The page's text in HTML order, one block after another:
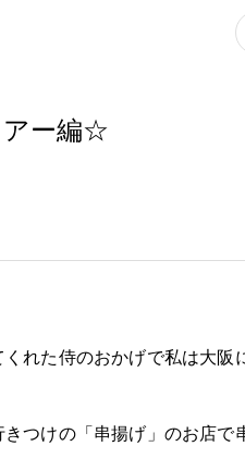
ー編☆
れた侍のおかげで私は大阪
つけの「串揚げ」のお店で